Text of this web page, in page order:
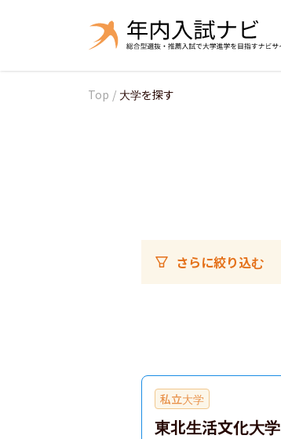
Top / 大学を探す
さらに絞り込む
私立大学
東北生活文化大学